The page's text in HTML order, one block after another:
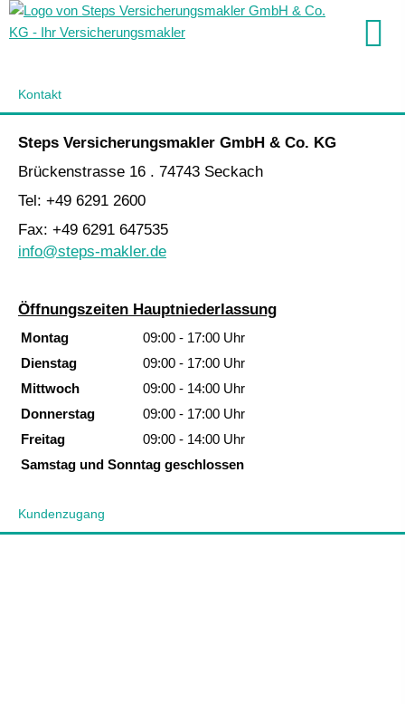
Kontakt
Steps Ver­sicherungs­makler GmbH & Co. KG
Brückenstrasse 16 . 74743 Seckach
Tel: +49 6291 2600
Fax: +49 6291 647535
info@steps-makler.de
Öffnungszeiten Hauptniederlassung
Montag
09:00 - 17:00 Uhr
Dienstag
09:00 - 17:00 Uhr
Mittwoch
09:00 - 14:00 Uhr
Donnerstag
09:00 - 17:00 Uhr
Freitag
09:00 - 14:00 Uhr
Samstag und Sonntag geschlossen
Kundenzugang